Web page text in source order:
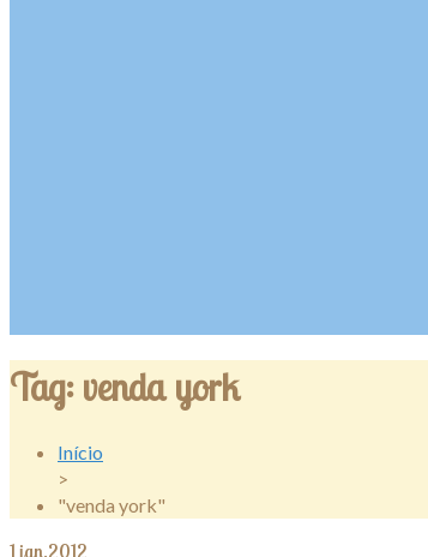
Tag: venda york
Início
>
"venda york"
1 jan.2012